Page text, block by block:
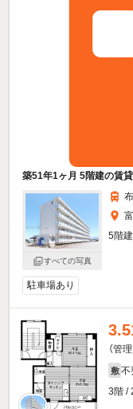
築51年1ヶ月 5階建の賃
すべての写真
5階
駐車場あり
（管
敷 不
3階 /